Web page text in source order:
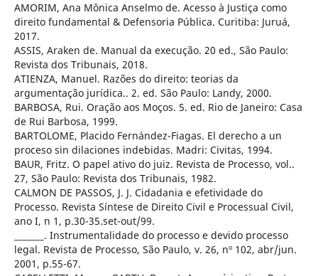
AMORIM, Ana Mônica Anselmo de. Acesso à Justiça como
direito fundamental & Defensoria Pública. Curitiba: Juruá,
2017.
ASSIS, Araken de. Manual da execução. 20 ed., São Paulo:
Revista dos Tribunais, 2018.
ATIENZA, Manuel. Razões do direito: teorias da
argumentação jurídica.. 2. ed. São Paulo: Landy, 2000.
BARBOSA, Rui. Oração aos Moços. 5. ed. Rio de Janeiro: Casa
de Rui Barbosa, 1999.
BARTOLOME, Placido Fernández-Fiagas. El derecho a un
proceso sin dilaciones indebidas. Madri: Civitas, 1994.
BAUR, Fritz. O papel ativo do juiz. Revista de Processo, vol..
27, São Paulo: Revista dos Tribunais, 1982.
CALMON DE PASSOS, J. J. Cidadania e efetividade do
Processo. Revista Síntese de Direito Civil e Processual Civil,
ano I, n 1, p.30-35.set-out/99.
_______. Instrumentalidade do processo e devido processo
legal. Revista de Processo, São Paulo, v. 26, nº 102, abr/jun.
2001, p.55-67.